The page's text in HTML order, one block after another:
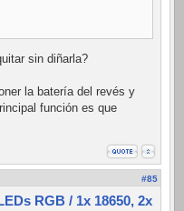
sin diñarla?
la batería del revés y
función es que
#85
RGB / 1x 18650, 2x